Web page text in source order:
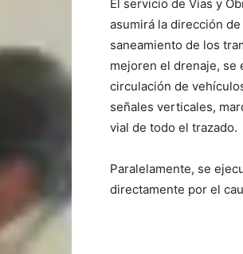
El servicio de Vías y
asumirá la dirección
saneamiento de los
mejoren el drenaje, se
circulación de
señales verticales,
vial de todo el trazado.
Paralelamente, se
directamente por el